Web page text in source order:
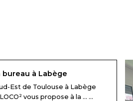
bureau à Labège
Est de Toulouse à Labège
vous propose à la ... ...